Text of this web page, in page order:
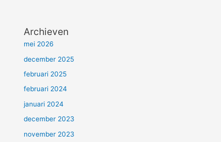
Archieven
mei 2026
december 2025
februari 2025
februari 2024
januari 2024
december 2023
november 2023